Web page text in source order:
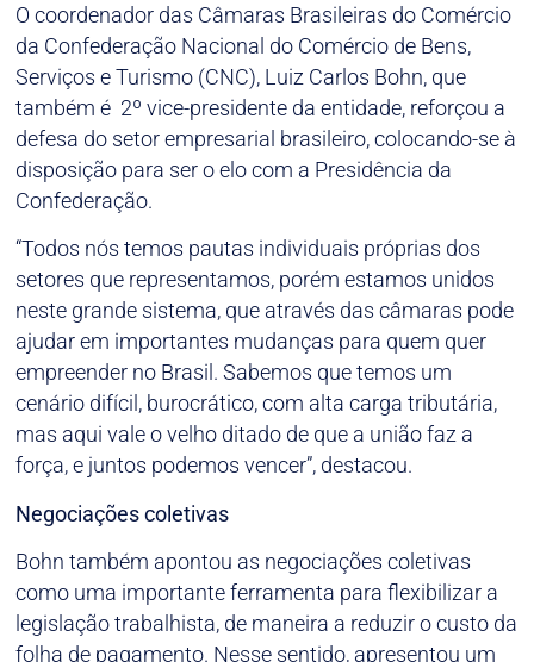
O coordenador das Câmaras Brasileiras do Comércio
da Confederação Nacional do Comércio de Bens,
Serviços e Turismo (CNC), Luiz Carlos Bohn, que
também é 2º vice-presidente da entidade, reforçou a
defesa do setor empresarial brasileiro, colocando-se à
disposição para ser o elo com a Presidência da
Confederação.
“Todos nós temos pautas individuais próprias dos
setores que representamos, porém estamos unidos
neste grande sistema, que através das câmaras pode
ajudar em importantes mudanças para quem quer
empreender no Brasil. Sabemos que temos um
cenário difícil, burocrático, com alta carga tributária,
mas aqui vale o velho ditado de que a união faz a
força, e juntos podemos vencer”, destacou.
Negociações coletivas
Bohn também apontou as negociações coletivas
como uma importante ferramenta para flexibilizar a
legislação trabalhista, de maneira a reduzir o custo da
folha de pagamento. Nesse sentido, apresentou um